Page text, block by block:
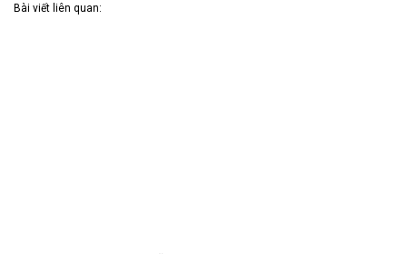
Bài viết liên quan: